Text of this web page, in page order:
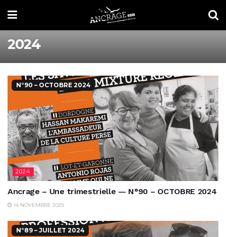
2024
N°90 – OCTOBRE 2024
2024
Ancrage – Une trimestrielle — N°90 – OCTOBRE 2024
14 NOVEMBRE 2025
N°89 – JUILLET 2024